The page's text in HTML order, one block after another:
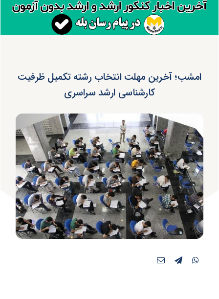
امشب؛ آخرین مهلت انتخاب رشته تکمیل ظرفیت
کارشناسی ارشد سراسری